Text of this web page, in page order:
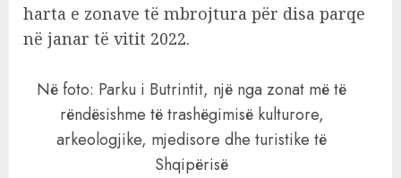
harta e zonave të mbrojtura për disa parqe
në janar të vitit 2022.
Në foto: Parku i Butrintit, një nga zonat më të
rëndësishme të trashëgimisë kulturore,
arkeologjike, mjedisore dhe turistike të
Shqipërisë